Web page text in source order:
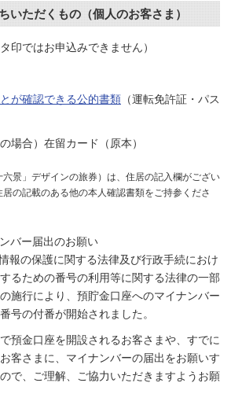
いただくもの（個人のお客さま）
印ではお申込みできません）
が確認できる公的書類 （運転免許証・パス
場合）在留カード（原本）
景」デザインの旅券）は、住居の記入欄がござい
の記載のある他の本人確認書類をご持参くださ
バー届出のお願い
報の保護に関する法律及び行政手続におけ
るための番号の利用等に関する法律の一部
施行により、預貯金口座へのマイナンバー
号の付番が開始されました。
預金口座を開設されるお客さまや、すでに
客さまに、マイナンバーの届出をお願いす
で、ご理解、ご協力いただきますようお願